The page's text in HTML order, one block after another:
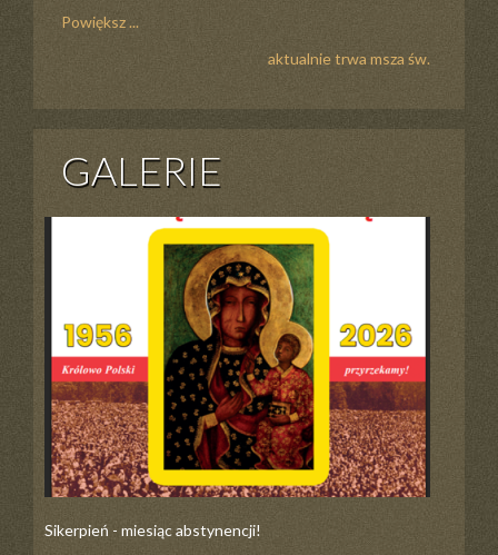
Powiększ ...
aktualnie trwa msza św.
GALERIE
Sikerpień - miesiąc abstynencji!